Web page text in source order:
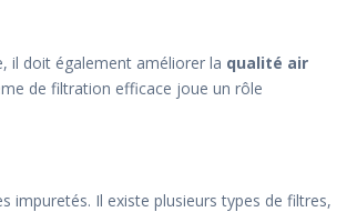
il doit également améliorer la qualité air
de filtration efficace joue un rôle
impuretés. Il existe plusieurs types de filtres,